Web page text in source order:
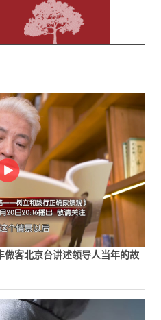
客北京台讲述领导人当年的故